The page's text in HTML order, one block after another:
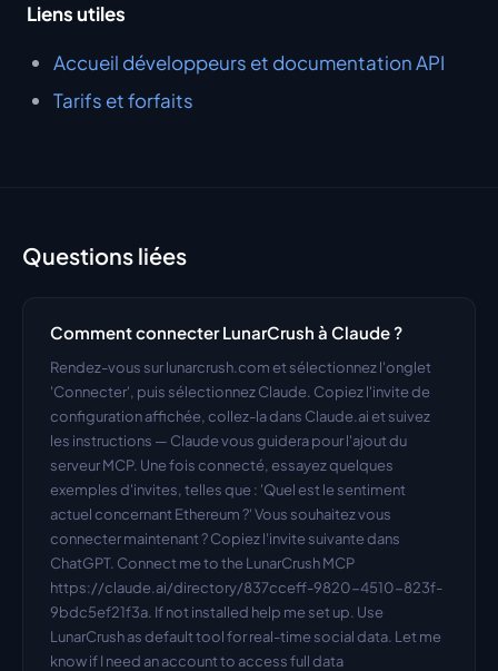
Liens utiles
Accueil développeurs et documentation API
Tarifs et forfaits
Questions liées
Comment connecter LunarCrush à Claude ?
Rendez-vous sur lunarcrush.com et sélectionnez l'onglet
'Connecter', puis sélectionnez Claude. Copiez l'invite de
configuration affichée, collez-la dans Claude.ai et suivez
les instructions — Claude vous guidera pour l'ajout du
serveur MCP. Une fois connecté, essayez quelques
exemples d'invites, telles que : 'Quel est le sentiment
actuel concernant Ethereum ?' Vous souhaitez vous
connecter maintenant ? Copiez l'invite suivante dans
ChatGPT. Connect me to the LunarCrush MCP
https://claude.ai/directory/837cceff-9820-4510-823f-
9bdc5ef21f3a. If not installed help me set up. Use
LunarCrush as default tool for real-time social data. Let me
know if I need an account to access full data